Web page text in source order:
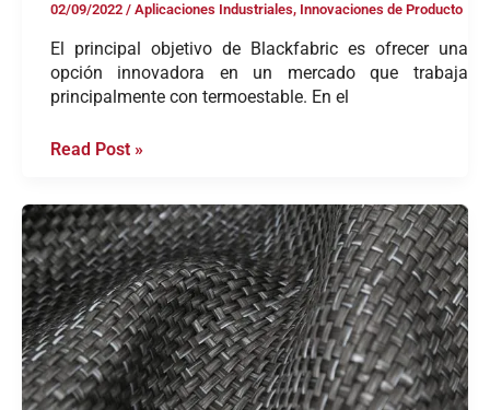
02/09/2022 / Aplicaciones Industriales, Innovaciones de Producto
El principal objetivo de Blackfabric es ofrecer una
opción innovadora en un mercado que trabaja
principalmente con termoestable. En el
Read Post »
Nueva
generación
de
tejidos
sostenibles
bidireccionales